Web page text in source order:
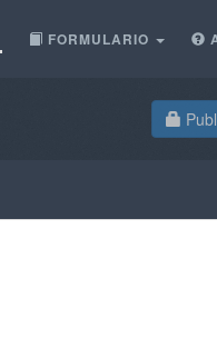
FORMULARIO